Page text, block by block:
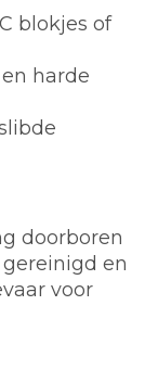
blokjes of
harde
doorboren
en
voor